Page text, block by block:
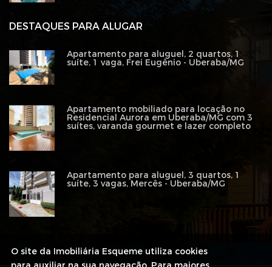
DESTAQUES PARA ALUGAR
Apartamento para aluguel, 2 quartos, 1
suíte, 1 vaga, Frei Eugênio - Uberaba/MG
Apartamento mobiliado para locação no
Residencial Aurora em Uberaba/MG com 3
suítes, varanda gourmet e lazer completo
Apartamento para aluguel, 3 quartos, 1
suíte, 3 vagas, Mercês - Uberaba/MG
O site da Imobiliária Esqueme utiliza cookies